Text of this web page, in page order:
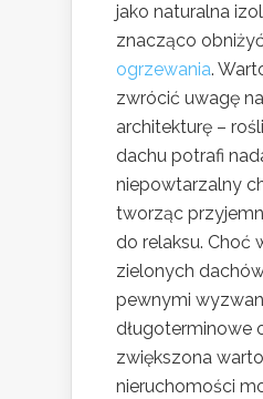
jako naturalna
znacząco obniżyć
ogrzewania.
zwrócić uwagę
architekturę –
dachu potrafi
niepowtarzalny
tworząc
do relaksu. Choć
zielonych
pewnymi
długoterminowe
zwiększona
nieruchomości